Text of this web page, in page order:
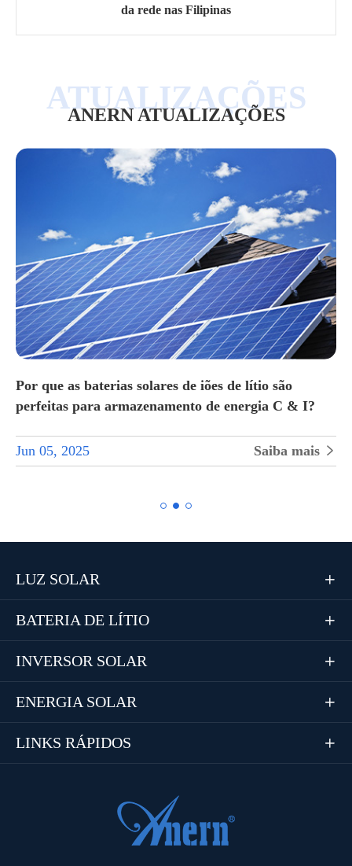
da rede nas Filipinas
ANERN ATUALIZAÇÕES
Por que as baterias solares de iões de lítio são
perfeitas para armazenamento de energia C & I?
Jun 05, 2025 Saiba mais 
LUZ SOLAR 
BATERIA DE LÍTIO 
INVERSOR SOLAR 
ENERGIA SOLAR 
LINKS RÁPIDOS 